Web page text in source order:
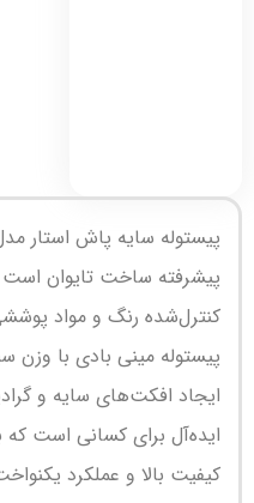
پیشرفته ساخت تایوان
کنترل‌شده رنگ و مواد
پیستوله مینی بادی با وزن
ایجاد افکت‌های سایه و
ایده‌آل برای کسانی است که
کیفیت بالا و عملکرد